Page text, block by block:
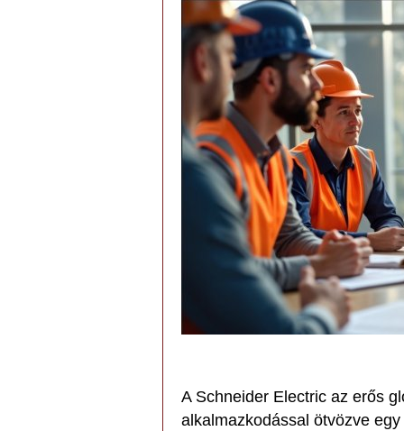
A Schneider Electric az erős
alkalmazkodással ötvözve